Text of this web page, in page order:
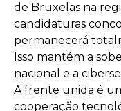
de Bruxelas na
candidaturas
permanecerá
Isso mantém a
nacional e a
A frente unida é
cooperação